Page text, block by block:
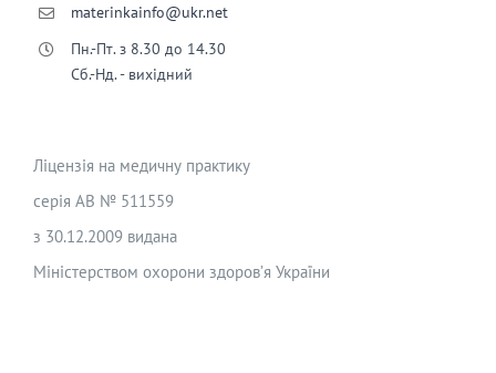
materinkainfo@ukr.net
Пн.-Пт. з 8.30 до 14.30
Сб.-Нд. - вихідний
Ліцензія на медичну практику
серія АВ № 511559
з 30.12.2009 видана
Міністерством охорони здоров’я України